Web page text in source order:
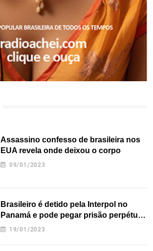
Assassino confesso de brasileira nos
EUA revela onde deixou o corpo
09/01/2023
Brasileiro é detido pela Interpol no
Panamá e pode pegar prisão perpétua
nos EUA
19/01/2023